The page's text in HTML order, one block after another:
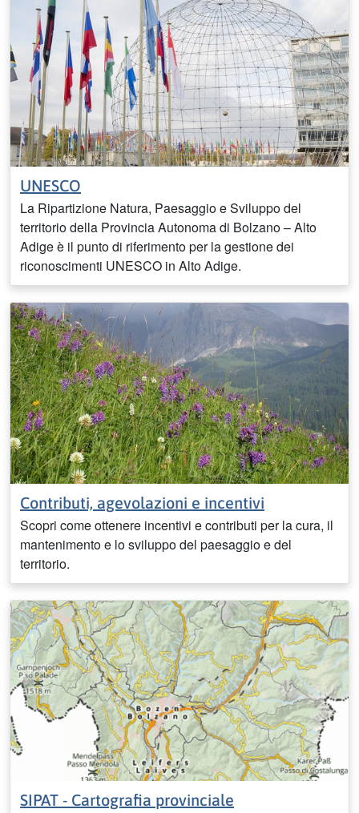
UNESCO
La Ripartizione Natura, Paesaggio e Sviluppo del
territorio della Provincia Autonoma di Bolzano – Alto
Adige è il punto di riferimento per la gestione dei
riconoscimenti UNESCO in Alto Adige.
Contributi, agevolazioni e incentivi
Scopri come ottenere incentivi e contributi per la cura, il
mantenimento e lo sviluppo del paesaggio e del
territorio.
SIPAT - Cartografia provinciale